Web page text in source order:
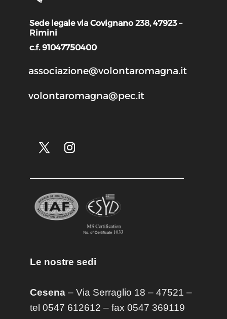
Sede legale via Covignano 238, 47923 –
Rimini
c.f. 91047750400
associazione@volontaromagna.it
volontaromagna@pec.it
Le nostre sedi
Cesena– Via Serraglio 18 – 47521 –
tel 0547 612612 – fax 0547 369119